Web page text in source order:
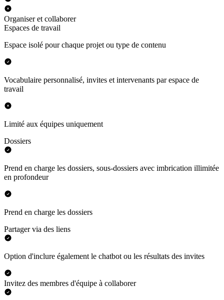
Organiser et collaborer
Espaces de travail
Espace isolé pour chaque projet ou type de contenu
Vocabulaire personnalisé, invites et intervenants par espace de
travail
Limité aux équipes uniquement
Dossiers
Prend en charge les dossiers, sous-dossiers avec imbrication illimitée
en profondeur
Prend en charge les dossiers
Partager via des liens
Option d'inclure également le chatbot ou les résultats des invites
Invitez des membres d'équipe à collaborer